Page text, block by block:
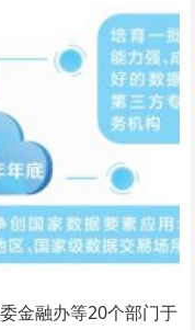
金融办等20个部门于